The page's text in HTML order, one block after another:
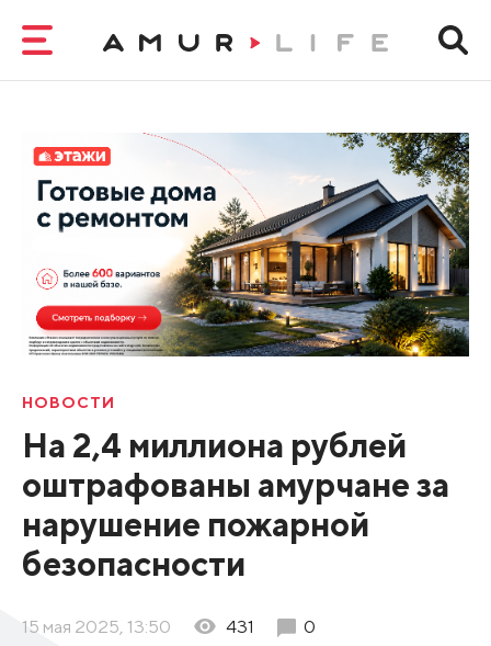
НОВОСТИ
На 2,4 миллиона рублей
оштрафованы амурчане за
нарушение пожарной
безопасности
15 мая 2025, 13:50 431 0